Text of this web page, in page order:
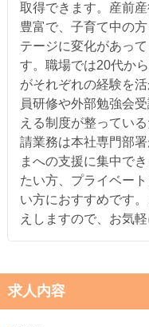
取得できます。産前
豊富で、子育て中の
テージに変化があっ
す。職場では20代か
がそれぞれの経験を
員研修や外部勉強会
える制度が整ってい
請業務は本社専門部
まへの支援に集中で
たい方、プライベー
い方におすすめです
えしますので、お気
求人内容